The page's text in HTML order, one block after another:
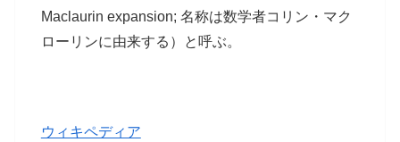
Maclaurin expansion; 名称は数学者コリン・マク
ローリンに由来する）と呼ぶ。
ウィキペディア